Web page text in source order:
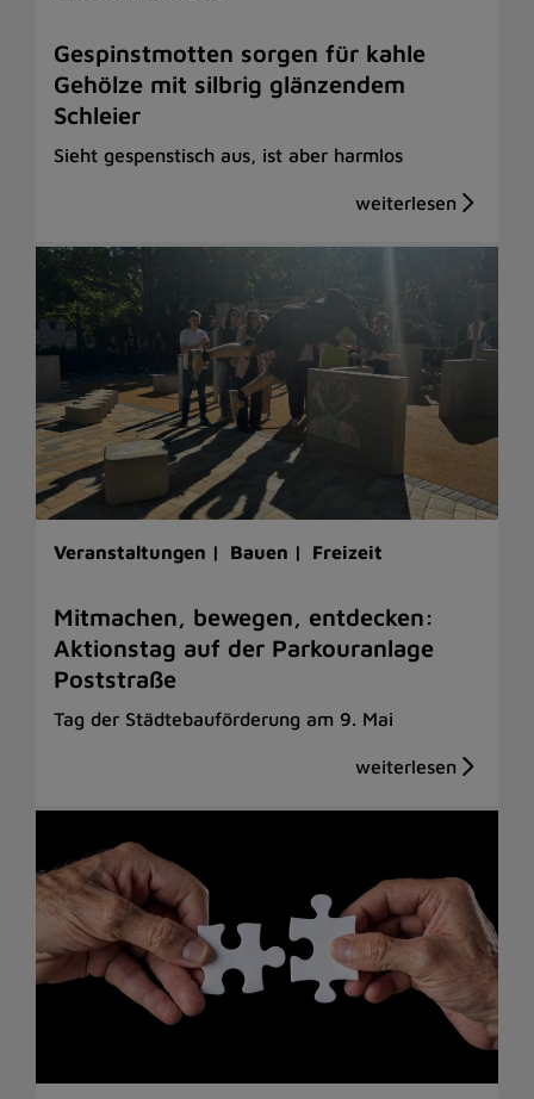
Gespinstmotten sorgen für kahle
Gehölze mit silbrig glänzendem
Schleier
Sieht gespenstisch aus, ist aber harmlos
Veranstaltungen | Bauen | Freizeit
Mitmachen, bewegen, entdecken:
Aktionstag auf der Parkouranlage
Poststraße
Tag der Städtebauförderung am 9. Mai